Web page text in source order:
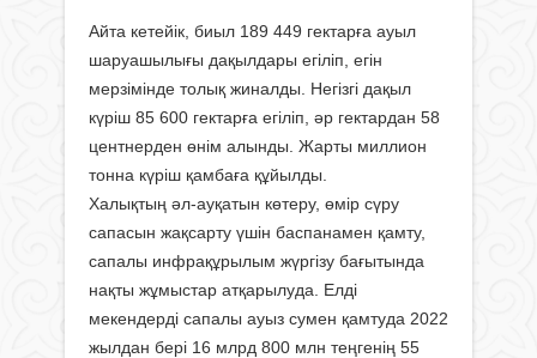
Айта кетейік, биыл 189 449 гектарға ауыл
шаруашылығы дақылдары егіліп, егін
мерзімінде толық жиналды. Негізгі дақыл
күріш 85 600 гектарға егіліп, әр гектардан 58
центнерден өнім алынды. Жарты миллион
тонна күріш қамбаға құйылды.
Халықтың әл-ауқатын көтеру, өмір сүру
сапасын жақсарту үшін баспанамен қамту,
сапалы инфрақұрылым жүргізу бағытында
нақты жұмыстар атқарылуда. Елді
мекендерді сапалы ауыз сумен қамтуда 2022
жылдан бері 16 млрд 800 млн теңгенің 55